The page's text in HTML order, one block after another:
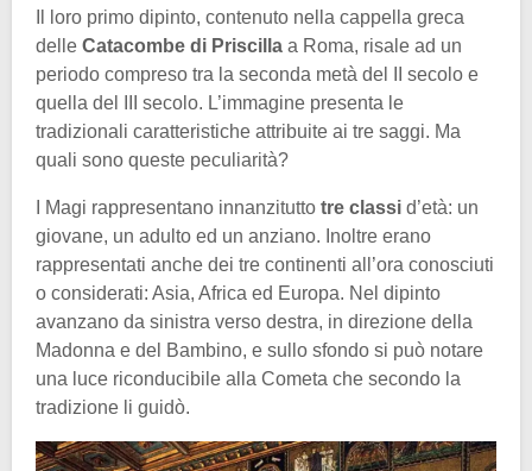
Il loro primo dipinto, contenuto nella cappella greca
delle Catacombe di Priscilla a Roma, risale ad un
periodo compreso tra la seconda metà del II secolo e
quella del III secolo. L’immagine presenta le
tradizionali caratteristiche attribuite ai tre saggi. Ma
quali sono queste peculiarità?
I Magi rappresentano innanzitutto tre classi d’età: un
giovane, un adulto ed un anziano. Inoltre erano
rappresentati anche dei tre continenti all’ora conosciuti
o considerati: Asia, Africa ed Europa. Nel dipinto
avanzano da sinistra verso destra, in direzione della
Madonna e del Bambino, e sullo sfondo si può notare
una luce riconducibile alla Cometa che secondo la
tradizione li guidò.